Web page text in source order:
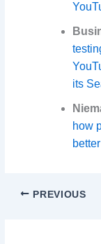
its
how
PREVIOUS